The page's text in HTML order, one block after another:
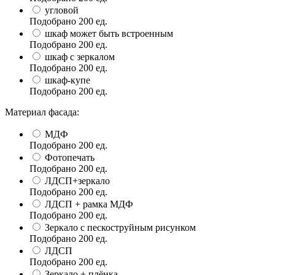
угловой
Подобрано 200 ед.
шкаф может быть встроенным
Подобрано 200 ед.
шкаф с зеркалом
Подобрано 200 ед.
шкаф-купе
Подобрано 200 ед.
Материал фасада:
МДФ
Подобрано 200 ед.
Фотопечать
Подобрано 200 ед.
ЛДСП+зеркало
Подобрано 200 ед.
ЛДСП + рамка МДФ
Подобрано 200 ед.
Зеркало с пескоструйным рисунком
Подобрано 200 ед.
ЛДСП
Подобрано 200 ед.